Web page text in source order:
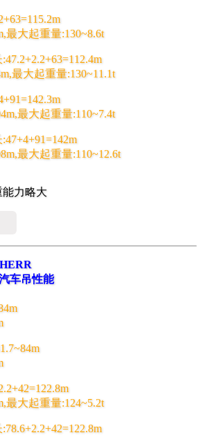
最大起重量:130~8.6t
最大起重量:130~11.1t
最大起重量:110~7.4t
最大起重量:110~12.6t
能力略大
车吊性能
最大起重量:124~5.2t